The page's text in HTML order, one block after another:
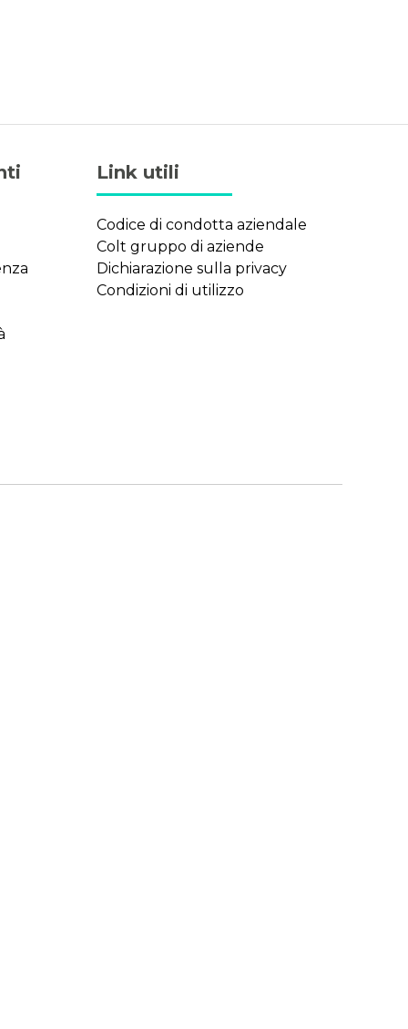
Link utili
Codice di condotta aziendale
Colt gruppo di aziende
Dichiarazione sulla privacy
Condizioni di utilizzo